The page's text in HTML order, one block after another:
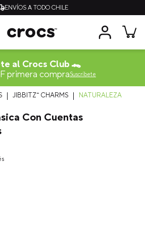
ENVÍOS A TODO CHILE
al Crocs Club 🐊
primera compraSuscríbete
JIBBITZ™ CHARMS NATURALEZA
Con Cuentas